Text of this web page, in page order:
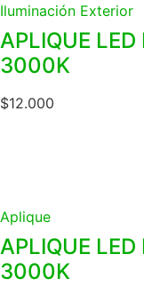
Iluminación Exterior
APLIQUE
3000K
$12.000
Aplique
APLIQUE
3000K